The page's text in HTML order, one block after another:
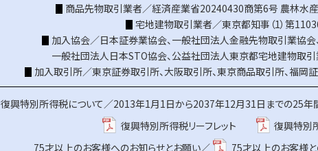
商品先物取引業者／経済産業省20240430商第6号 農林水
宅地建物取引業者／東京都知事（1）第
加入協会／日本証券業協会、 一般社団法人金融先物取引業協会、
一般社団法人日本STO協会、 公益社団法人東京都宅地建物取
加入取引所／東京証券取引所、大阪取引所、東京商品取引所、福岡
復興特別所得税について／2013年1月1日から2037年12月31日までの25年
復興特別所得税リーフレット
復興特別
75才以上のお客様へのお知らせとお願い／
75才以上のお客様と